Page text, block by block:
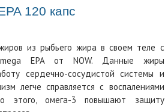
120 капс
из рыбьего жира в своем теле с
EPA от NOW. Данные жиры
сердечно-сосудистой системы и
легче справляется с воспалениями
этого, омега-3 повышают защиту